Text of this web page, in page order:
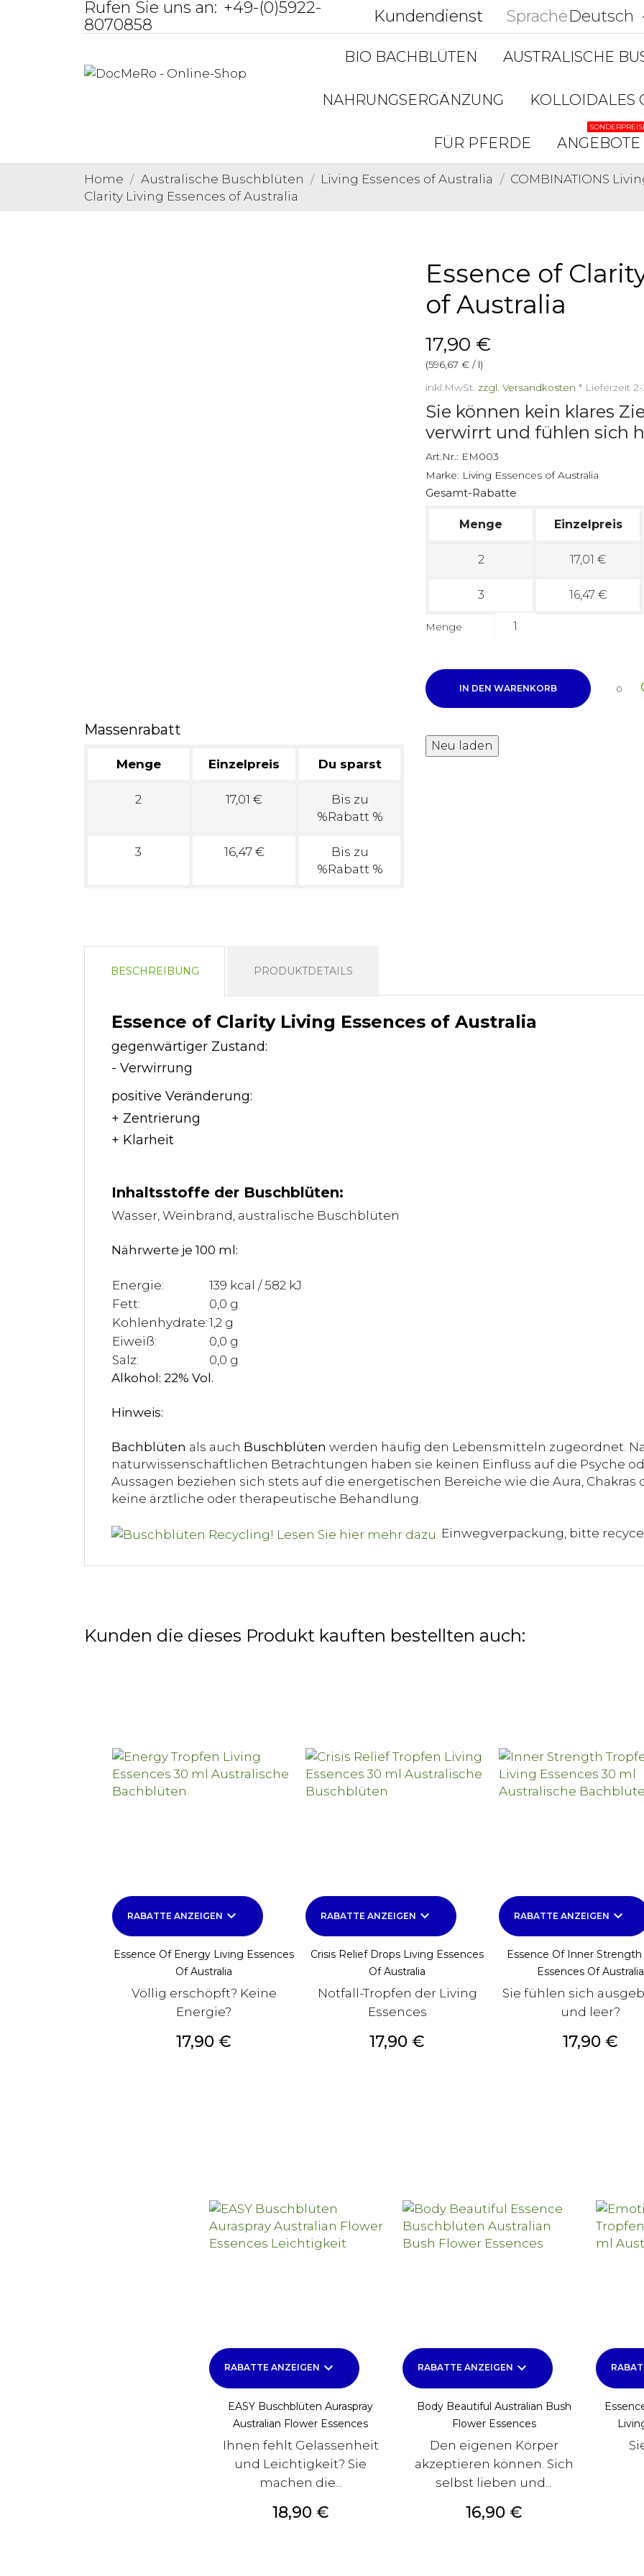
Rufen Sie uns an: +49-(0)5922-
8070858
Kundendienst SpracheDeutsch
BIO BACHBLÜTEN AUSTRALISCHE
NAHRUNGSERGÄNZUNG KOLLOIDALES
FÜR PFERDE ANGEBOTE
Home Australische Buschblüten Living Essences of Australia COMBINATIONS
Clarity Living Essences of Australia
Massenrabatt
Menge Einzelpreis Du sparst
2 17,01 €
Bis zu
%Rabatt %
3 16,47 €
Bis zu
%Rabatt %
Essence of
of Australia
17,90 €
(596,67 € / l)
inkl.MwSt. zzgl. Versandkosten * Lieferzeit
Sie können kein klares
verwirrt und fühlen sich
Art.Nr.: EM003
Marke: Living Essences of Australia
Gesamt-Rabatte
Menge Einzelpreis
2 17,01 €
3 16,47 €
Menge
IN DEN WARENKORB 0
BESCHREIBUNG PRODUKTDETAILS
Essence of Clarity Living Essences of Australia
gegenwärtiger Zustand:
- Verwirrung
positive Veränderung:
+ Zentrierung
+ Klarheit
Inhaltsstoffe der Buschblüten:
Wasser, Weinbrand, australische Buschblüten
Nährwerte je 100 ml:
Energie:
139 kcal / 582 kJ
Fett:
0,0 g
Kohlenhydrate:1,2 g
Eiweiß:
0,0 g
Salz:
0,0 g
Alkohol: 22% Vol.
Hinweis:
Bachblüten als auch Buschblüten werden häufig den Lebensmitteln zugeordnet.
naturwissenschaftlichen Betrachtungen haben sie keinen Einfluss auf die Psyche
Aussagen beziehen sich stets auf die energetischen Bereiche wie die Aura, Chakras
keine ärztliche oder therapeutische Behandlung.
Einwegverpackung, bitte
Kunden die dieses Produkt kauften bestellten auch:
RABATTE ANZEIGEN keyboard_arrow_down
Essence Of Energy Living Essences
Of Australia
Völlig erschöpft? Keine
Energie?
Preis
17,90 €
RABATTE ANZEIGEN keyboard_arrow_down
Crisis Relief Drops Living Essences
Of Australia
Notfall-Tropfen der Living
Essences
Preis
17,90 €
RABATTE ANZEIGEN keyboard_arrow_down
Essence Of Inner
Essences Of Australia
Sie fühlen sich
und leer?
Preis
17,90 €
RABATTE ANZEIGEN keyboard_arrow_down
EASY Buschblüten Auraspray
Australian Flower Essences
Ihnen fehlt Gelassenheit
und Leichtigkeit? Sie
machen die...
Preis
18,90 €
RABATTE ANZEIGEN keyboard_arrow_down
Body Beautiful Australian Bush
Flower Essences
Den eigenen Körper
akzeptieren können. Sich
selbst lieben und...
Preis
16,90 €